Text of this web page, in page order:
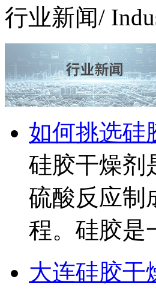
行业新闻/
如何挑选硅
硅胶干燥剂
硫酸反应制
程。硅胶是
大连硅胶干